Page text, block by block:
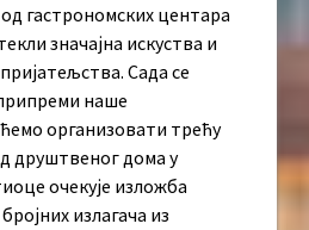
гастрономских центара
значајна искуства и
Сада се
наше
ћемо организовати трећу
друштвеног дома у
очекује изложба
излагача из